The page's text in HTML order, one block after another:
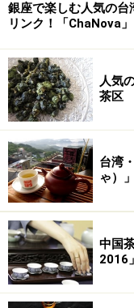
銀座で楽しむ人気の台
リンク！「ChaNova」
人気
茶区
台湾
ゃ）」
中国
2016」